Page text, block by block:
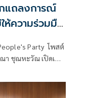
แถลงการณ์
ห้ความร่วมมือ
Party โพสต์